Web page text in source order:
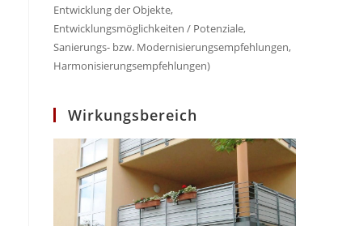
Entwicklung der Objekte,
Entwicklungsmöglichkeiten / Potenziale,
Sanierungs- bzw. Modernisierungsempfehlungen,
Harmonisierungsempfehlungen)
Wirkungsbereich